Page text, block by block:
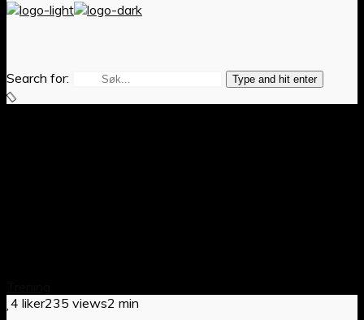
Search for: Type and hit enter
4 liker235 views2 min